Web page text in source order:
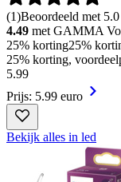
(1)Beoordeeld met
4.49 met GAMMA
25% korting25%
25% korting,
5.99
Prijs: 5.99 euro
Bekijk alles in led